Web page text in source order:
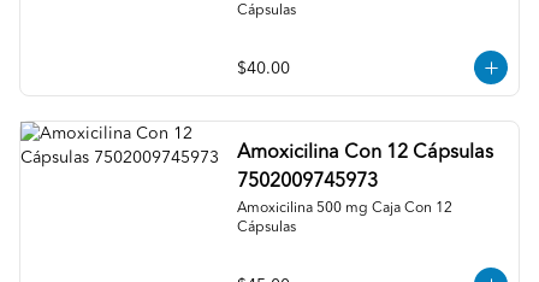
Cápsulas
$40.00
Amoxicilina Con 12 Cápsulas
7502009745973
Amoxicilina 500 mg Caja Con 12
Cápsulas